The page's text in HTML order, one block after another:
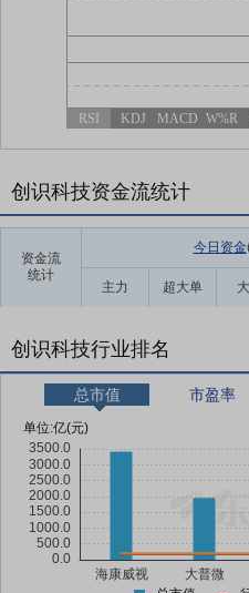
RSI KDJ MACD W%R
创识科技资金流统计
资金流
统计
今日资金
主力 超大单
创识科技行业排名
总市值 市盈率
单位:亿(元)